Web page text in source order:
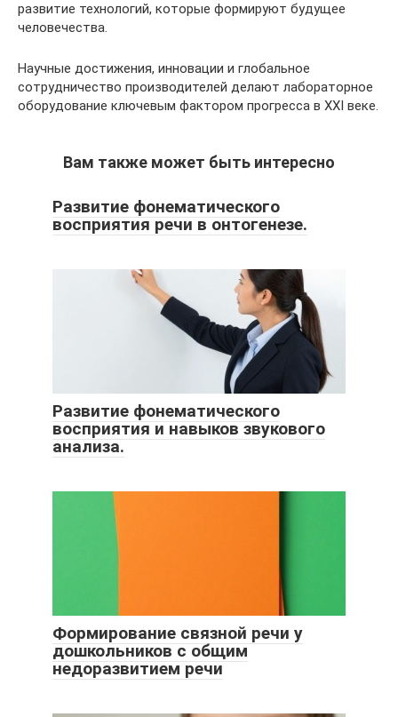
развитие технологий, которые формируют будущее
человечества.
Научные достижения, инновации и глобальное
сотрудничество производителей делают лабораторное
оборудование ключевым фактором прогресса в XXI веке.
Вам также может быть интересно
Развитие фонематического
восприятия речи в онтогенезе.
Развитие фонематического
восприятия и навыков звукового
анализа.
Формирование связной речи у
дошкольников с общим
недоразвитием речи